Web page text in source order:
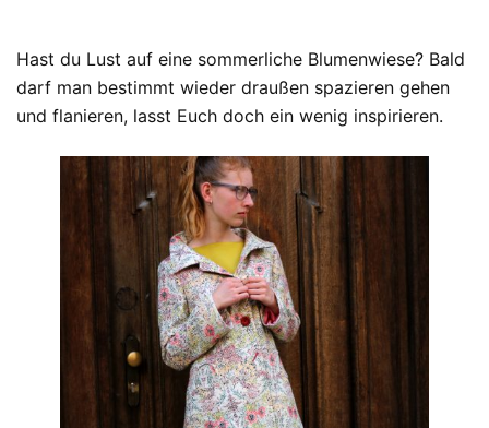
Hast du Lust auf eine sommerliche Blumenwiese? Bald
darf man bestimmt wieder draußen spazieren gehen
und flanieren, lasst Euch doch ein wenig inspirieren.